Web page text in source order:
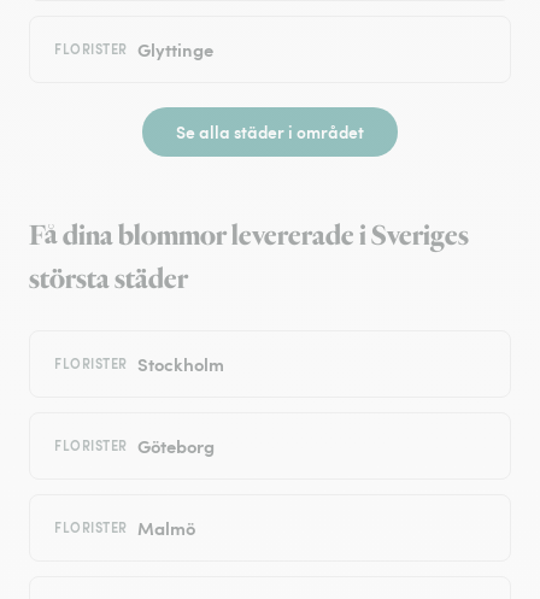
FLORISTER Glyttinge
Se alla städer i området
Få dina blommor levererade i Sveriges
största städer
FLORISTER Stockholm
FLORISTER Göteborg
FLORISTER Malmö